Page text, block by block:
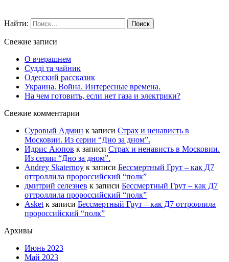
Найти:
Свежие записи
О вчерашнем
Судді та чайник
Одесский рассказик
Украина. Война. Интересные времена.
На чем готовить, если нет газа и электрики?
Свежие комментарии
Суровый Админ к записи Страх и ненависть в
Московии. Из серии “Дно за дном”.
Идрис Аюпов к записи Страх и ненависть в Московии.
Из серии “Дно за дном”.
Andrey Skaternoy к записи Бессмертный Грут – как Д7
оттроллила пророссийский “полк”
дмитрий селезнев к записи Бессмертный Грут – как Д7
оттроллила пророссийский “полк”
Asket к записи Бессмертный Грут – как Д7 оттроллила
пророссийский “полк”
Архивы
Июнь 2023
Май 2023